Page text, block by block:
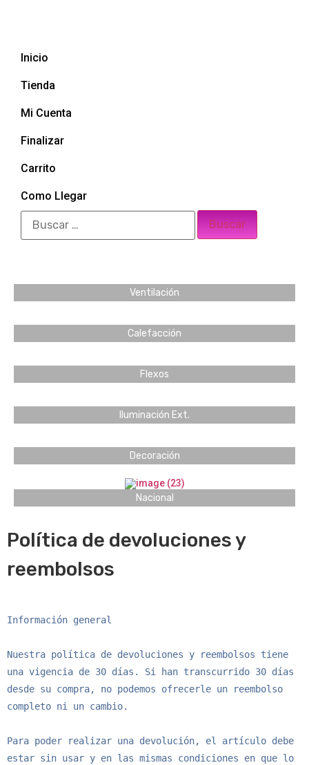
Inicio
Tienda
Mi Cuenta
Finalizar
Carrito
Como Llegar
Ventilación
Calefacción
Flexos
Iluminación Ext.
Decoración
Nacional
Política de devoluciones y
reembolsos
Información general
Nuestra política de devoluciones y reembolsos tiene
una vigencia de 30 días. Si han transcurrido 30 días
desde su compra, no podemos ofrecerle un reembolso
completo ni un cambio.
Para poder realizar una devolución, el artículo debe
estar sin usar y en las mismas condiciones en que lo